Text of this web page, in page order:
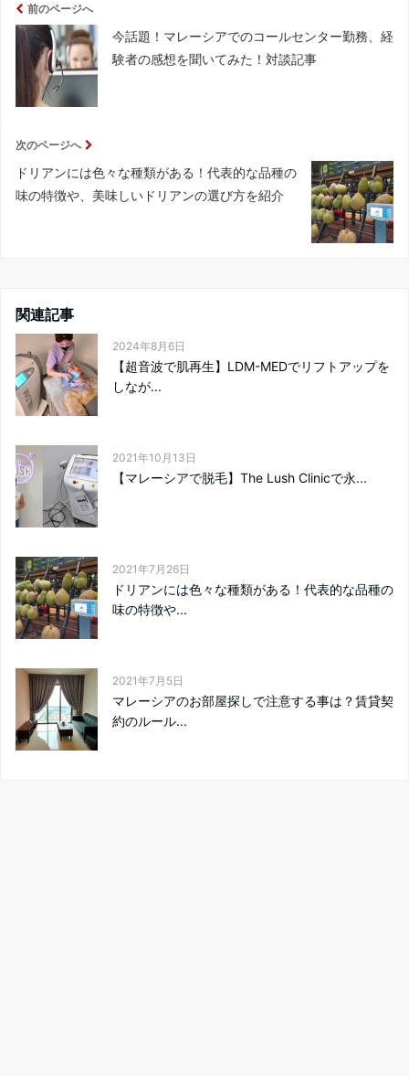
前のページへ
今話題！マレーシアでのコールセンター勤務、経
験者の感想を聞いてみた！対談記事
次のページへ
ドリアンには色々な種類がある！代表的な品種の
味の特徴や、美味しいドリアンの選び方を紹介
関連記事
2024年8月6日
【超音波で肌再生】LDM-MEDでリフトアップを
しなが...
2021年10月13日
【マレーシアで脱毛】The Lush Clinicで永...
2021年7月26日
ドリアンには色々な種類がある！代表的な品種の
味の特徴や...
2021年7月5日
マレーシアのお部屋探しで注意する事は？賃貸契
約のルール...